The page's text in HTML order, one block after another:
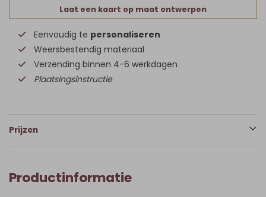
Laat een kaart op maat ontwerpen
Eenvoudig te personaliseren
Weersbestendig materiaal
Verzending binnen 4-6 werkdagen
Plaatsingsinstructie
Prijzen
Productinformatie